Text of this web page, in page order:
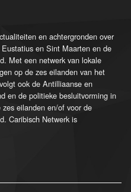
en achtergronden over
en Sint Maarten en de
Met een netwerk van lokale
op de zes eilanden van het
ook de Antilliaanse en
en de politieke besluitvorming in
eilanden en/of voor de
Caribisch Netwerk is